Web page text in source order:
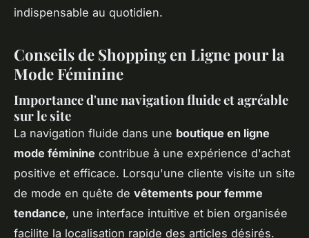
indispensable au quotidien.
Conseils de Shopping en Ligne pour la
Mode Féminine
Importance d'une navigation fluide et agréable
sur le site
La navigation fluide dans une boutique en ligne
mode féminine contribue à une expérience d'achat
positive et efficace. Lorsqu'une cliente visite un site
de mode en quête de vêtements pour femme
tendance, une interface intuitive et bien organisée
facilite la localisation rapide des articles désirés.